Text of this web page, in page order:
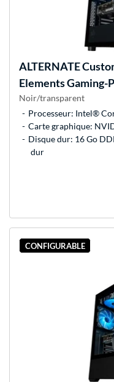
ALTERNATE
Elements Gaming-
Noir/transparent
Processeur: Intel®
Carte graphique:
Disque dur: 16 Go
dur
CONFIGURABLE